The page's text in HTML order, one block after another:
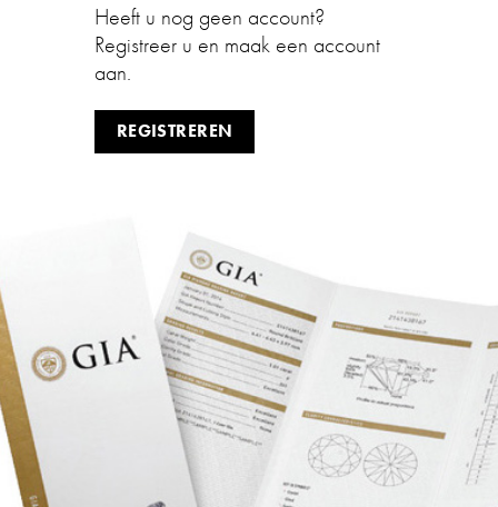
Heeft u nog geen account?
Registreer u en maak een account
aan.
REGISTREREN